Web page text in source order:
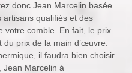
donc Jean Marcelin basée
qualifiés et des
votre comble. En fait, le prix
du prix de la main d’œuvre.
il faudra bien choisir
Jean Marcelin à